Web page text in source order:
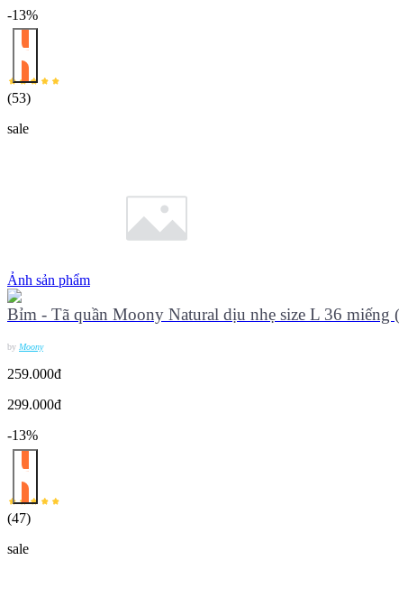
-13%
(53)
sale
Ảnh sản phẩm
Bỉm - Tã quần Moony Natural dịu nhẹ size L 36 miếng
by Moony
259.000đ
299.000đ
-13%
(47)
sale